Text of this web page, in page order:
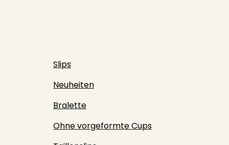
Slips
Neuheiten
Bralette
Ohne vorgeformte Cups